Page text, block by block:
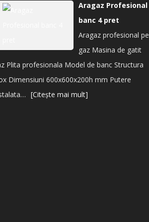
Aragaz Profesional
banc 4 pret
Aragaz profesional pe
gaz Masina de gatit
Plita profesionala Model de banc Structura
Dimensiuni 600x600x200h mm Putere
[Citește mai mult]